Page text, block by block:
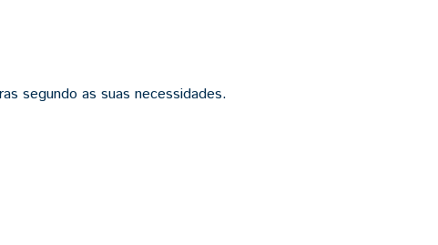
segundo as suas necessidades.